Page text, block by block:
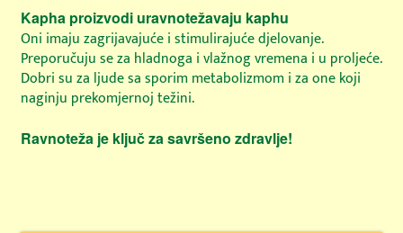
Kapha proizvodi uravnotežavaju kaphu
Oni imaju zagrijavajuće i stimulirajuće djelovanje.
Preporučuju se za hladnoga i vlažnog vremena i u proljeće.
Dobri su za ljude sa sporim metabolizmom i za one koji
naginju prekomjernoj težini.
Ravnoteža je ključ za savršeno zdravlje!